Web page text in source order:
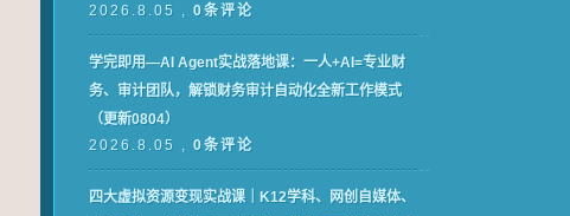
2026.8.05 , 0条评论
学完即用—AI Agent实战落地课：一人+AI=专业财
务、审计团队，解锁财务审计自动化全新工作模式
（更新0804）
2026.8.05 , 0条评论
四大虚拟资源变现实战课｜K12学科、网创自媒体、